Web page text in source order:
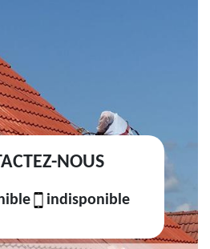
NOUS
indisponible